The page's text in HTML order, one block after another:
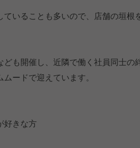
いることも多いので、店舗の垣根
も開催し、近隣で働く社員同士の
ードで迎えています。
好きな方